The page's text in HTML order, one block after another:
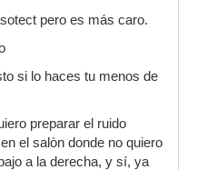
pero es más caro.
si lo haces tu menos de
preparar el ruido
el salòn donde no quiero
a la derecha, y sí, ya